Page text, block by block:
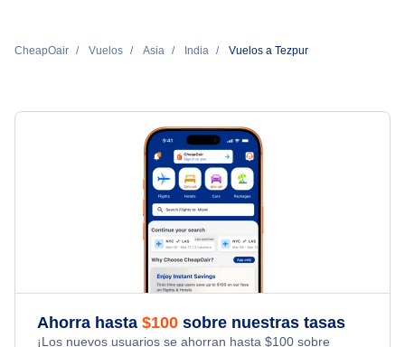
CheapOair Vuelos Asia India Vuelos a Tezpur
Ahorra hasta $100 sobre nuestras tasas
¡Los nuevos usuarios se ahorran hasta $100 sobre